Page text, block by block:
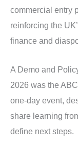
commercial entry
reinforcing the
finance and
A Demo and
2026 was the
one-day event,
share learning
define next steps.